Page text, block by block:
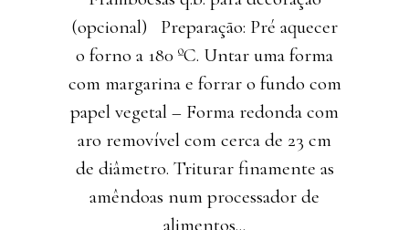
(opcional) Preparação: Pré aquecer
o forno a 180 ºC. Untar uma forma
com margarina e forrar o fundo com
papel vegetal – Forma redonda com
aro removível com cerca de 23 cm
de diâmetro. Triturar finamente as
amêndoas num processador de
alimentos